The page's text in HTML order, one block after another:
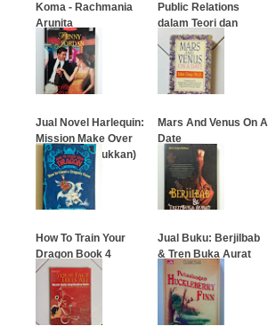
Koma - Rachmania
Arunita
…
Public Relations
dalam Teori dan
Praktek
Jual Novel Harlequin:
Mission Make Over
(Yang Tertaklukkan)
…
Mars And Venus On A
Date
…
How To Train Your
Dragon Book 4
Jual Buku: Berjilbab
& Tren Buka Aurat
…